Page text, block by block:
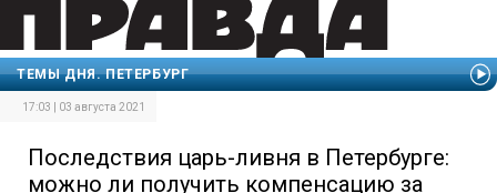
ТЕМЫ ДНЯ. ПЕТЕРБУРГ
17:03 | 03 августа 2021
Последствия царь-ливня в Петербурге:
можно ли получить компенсацию за